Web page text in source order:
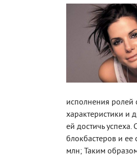
исполнения ролей
характеристики и
ей достичь
блокбастеров и ее
млн; Таким